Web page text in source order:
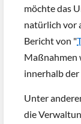
möchte das
natürlich vor
Bericht von "
Maßnahmen
innerhalb
Unter
die